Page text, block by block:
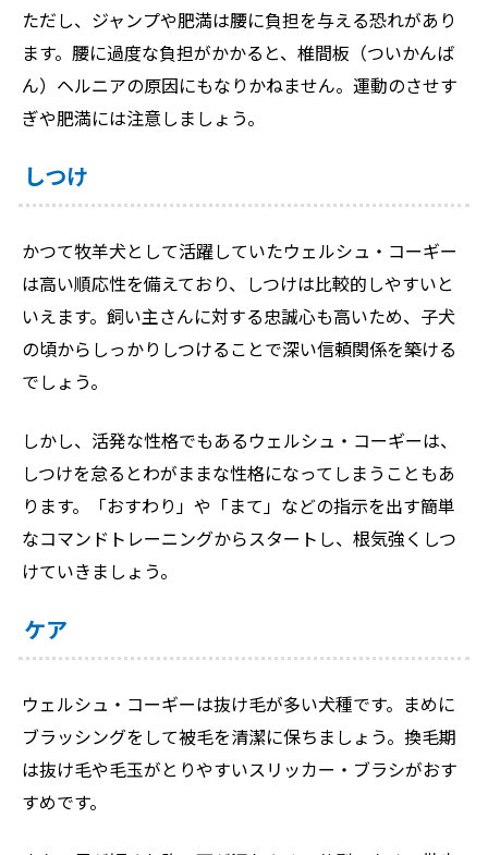
ただし、ジャンプや肥満は腰に負担を与える恐れがあり
ます。腰に過度な負担がかかると、椎間板（ついかんば
ん）ヘルニアの原因にもなりかねません。運動のさせす
ぎや肥満には注意しましょう。
しつけ
かつて牧羊犬として活躍していたウェルシュ・コーギー
は高い順応性を備えており、しつけは比較的しやすいと
いえます。飼い主さんに対する忠誠心も高いため、子犬
の頃からしっかりしつけることで深い信頼関係を築ける
でしょう。
しかし、活発な性格でもあるウェルシュ・コーギーは、
しつけを怠るとわがままな性格になってしまうこともあ
ります。「おすわり」や「まて」などの指示を出す簡単
なコマンドトレーニングからスタートし、根気強くしつ
けていきましょう。
ケア
ウェルシュ・コーギーは抜け毛が多い犬種です。まめに
ブラッシングをして被毛を清潔に保ちましょう。換毛期
は抜け毛や毛玉がとりやすいスリッカー・ブラシがおす
すめです。